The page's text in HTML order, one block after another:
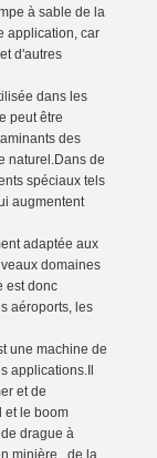
à sable de la
application, car
d'autres
dans les
peut être
des
naturel.Dans de
spéciaux tels
augmentent
adaptée aux
domaines
est donc
aéroports, les
une machine de
applications.Il
et de
et le boom
drague à
minière., de la